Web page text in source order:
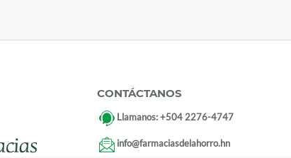
CONTÁCTANOS
Llamanos:+504 2276-4747
info@farmaciasdelahorro.hn